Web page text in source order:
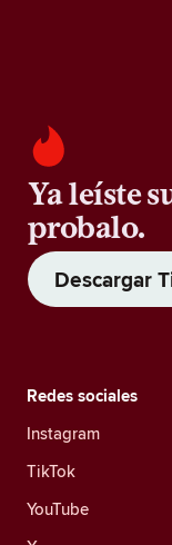
Ya leíste
probalo.
Descargar
Redes sociales
Instagram
TikTok
YouTube